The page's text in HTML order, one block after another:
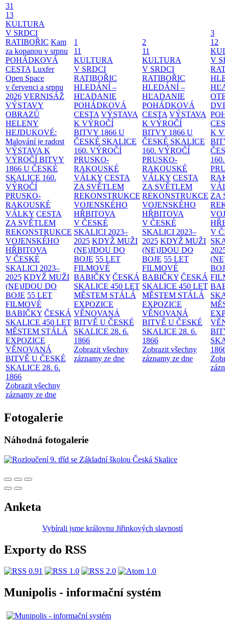
31
13
KULTURA
V SRDCI
RATIBOŘIC Kam
za kopanou v srpnu
POHÁDKOVÁ
CESTA Luxfer
Open Space
v červenci a srpnu
2026 VERNISÁŽ
VÝSTAVY
OBRAZŮ
HELENY
HEJDUKOVÉ:
Malování je radost
VÝSTAVA K
VÝROČÍ BITVY
1866 U ČESKÉ
SKALICE 160.
VÝROČÍ
PRUSKO-
RAKOUSKÉ
VÁLKY CESTA
ZA SVĚTLEM
REKONSTRUKCE
VOJENSKÉHO
HŘBITOVA
V ČESKÉ
SKALICI 2023–
2025 KDYŽ MUŽI
(NE)JDOU DO
BOJE 55 LET
FILMOVÉ
BABIČKY ČESKÁ
SKALICE 450 LET
MĚSTEM STÁLÁ
EXPOZICE
VĚNOVANÁ
BITVĚ U ČESKÉ
SKALICE 28. 6.
1866
Zobrazit všechny
záznamy ze dne
1
11
KULTURA
V SRDCI
RATIBOŘIC
HLEDÁNÍ –
HĽADANIE
POHÁDKOVÁ
CESTA VÝSTAVA
K VÝROČÍ
BITVY 1866 U
ČESKÉ SKALICE
160. VÝROČÍ
PRUSKO-
RAKOUSKÉ
VÁLKY CESTA
ZA SVĚTLEM
REKONSTRUKCE
VOJENSKÉHO
HŘBITOVA
V ČESKÉ
SKALICI 2023–
2025 KDYŽ MUŽI
(NE)JDOU DO
BOJE 55 LET
FILMOVÉ
BABIČKY ČESKÁ
SKALICE 450 LET
MĚSTEM STÁLÁ
EXPOZICE
VĚNOVANÁ
BITVĚ U ČESKÉ
SKALICE 28. 6.
1866
Zobrazit všechny
záznamy ze dne
2
11
KULTURA
V SRDCI
RATIBOŘIC
HLEDÁNÍ –
HĽADANIE
POHÁDKOVÁ
CESTA VÝSTAVA
K VÝROČÍ
BITVY 1866 U
ČESKÉ SKALICE
160. VÝROČÍ
PRUSKO-
RAKOUSKÉ
VÁLKY CESTA
ZA SVĚTLEM
REKONSTRUKCE
VOJENSKÉHO
HŘBITOVA
V ČESKÉ
SKALICI 2023–
2025 KDYŽ MUŽI
(NE)JDOU DO
BOJE 55 LET
FILMOVÉ
BABIČKY ČESKÁ
SKALICE 450 LET
MĚSTEM STÁLÁ
EXPOZICE
VĚNOVANÁ
BITVĚ U ČESKÉ
SKALICE 28. 6.
1866
Zobrazit všechny
záznamy ze dne
3
12
V
K
ZA
V
Fotogalerie
Náhodná fotogalerie
Anketa
Vybírali jsme královnu Jiřinkových slavností
Exporty do RSS
Munipolis - informační systém